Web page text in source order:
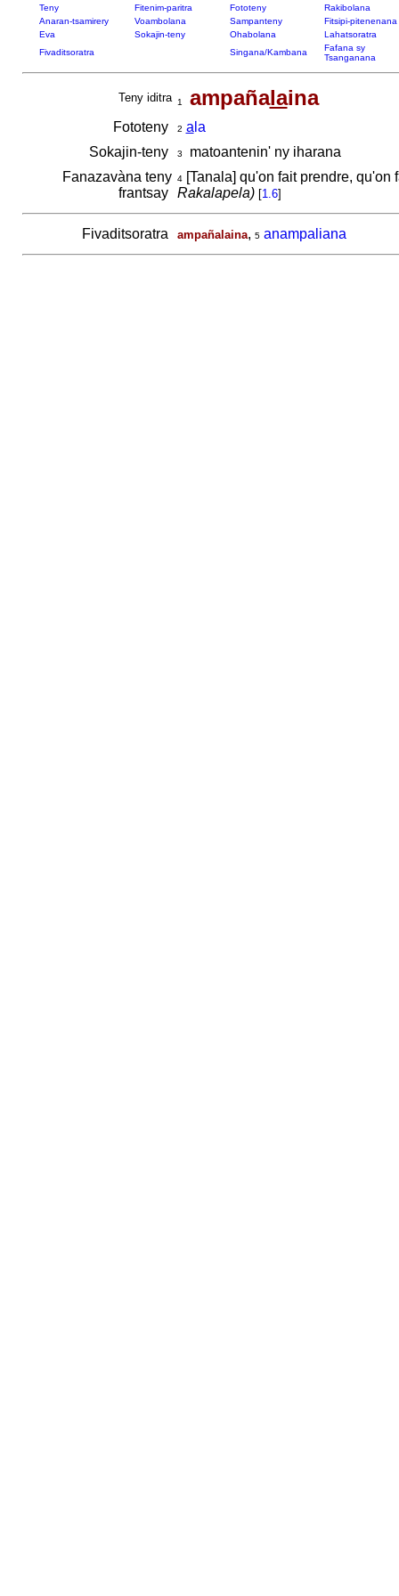
Teny Fitenim-paritra Fototeny
Rakibolana
Anaran-tsamirery
Voambolana Sampanteny
Fitsipi-pitenenana
Eva
Sokajin-teny Ohabolana
Lahatsoratra
Fivaditsoratra
Singana/Kambana
Fafana sy
Tsanganana
Teny iditra 1 ampañalaina
Fototeny 2 a la
Sokajin-teny
3
matoantenin' ny iharana
Fanazavàna teny
frantsay
4[Tanala] qu'on fait prendre, qu'on
Rakalapela) [1.6]
Fivaditsoratra ampañalaina, 5 anampaliana